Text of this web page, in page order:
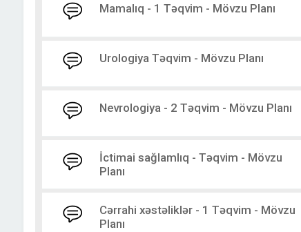
Mamalıq - 1 Təqvim - Mövzu Planı
Urologiya Təqvim - Mövzu Planı
Nevrologiya - 2 Təqvim - Mövzu Planı
İctimai sağlamlıq - Təqvim - Mövzu
Planı
Cərrahi xəstəliklər - 1 Təqvim - Mövzu
Planı